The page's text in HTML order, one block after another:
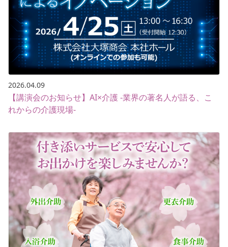
2026.04.09
【講演会のお知らせ】AI×介護 -業界の著名人が語る、こ
れからの介護現場-